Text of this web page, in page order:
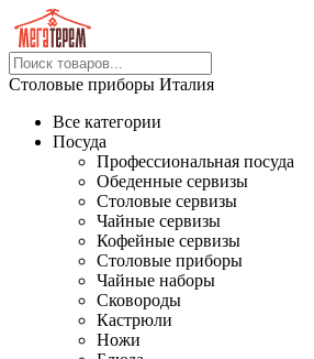
Столовые приборы Италия
Все категории
Посуда
Профессиональная посуда
Обеденные сервизы
Столовые сервизы
Чайные сервизы
Кофейные сервизы
Столовые приборы
Чайные наборы
Сковороды
Кастрюли
Ножи